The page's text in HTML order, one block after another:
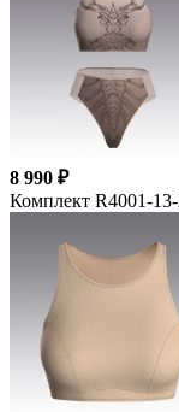
8 990 ₽
Комплект R4001-13-